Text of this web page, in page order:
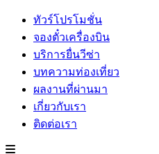
ทัวร์โปรโมชั่น
จองตั๋วเครื่องบิน
บริการยื่นวีซ่า
บทความท่องเที่ยว
ผลงานที่ผ่านมา
เกี่ยวกับเรา
ติดต่อเรา